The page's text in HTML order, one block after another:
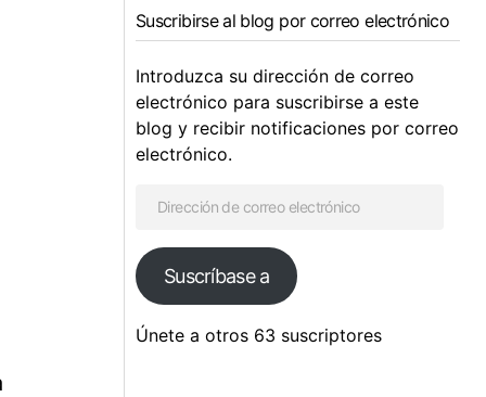
Suscribirse al blog por correo electrónico
Introduzca su dirección de correo
electrónico para suscribirse a este
blog y recibir notificaciones por correo
electrónico.
Suscríbase a
Únete a otros 63 suscriptores